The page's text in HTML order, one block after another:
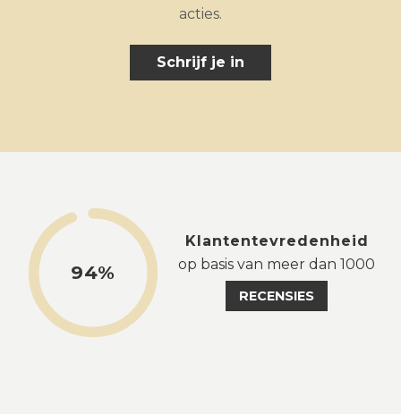
acties.
Schrijf je in
94%
Klantentevredenheid
op basis van meer dan 1000
RECENSIES